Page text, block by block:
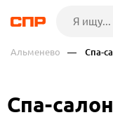
Альменево — Спа-
Спа-